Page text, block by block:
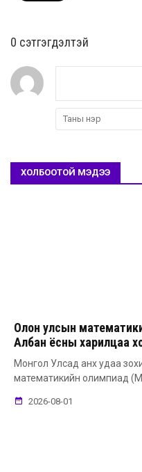
0 cэтгэгдэлтэй
ХОЛБООТОЙ МЭДЭЭ
Олон улсын
Албан ёсны харилцаа
Монгол Улсад анх удаа
математикийн олимпиад
2026-08-01